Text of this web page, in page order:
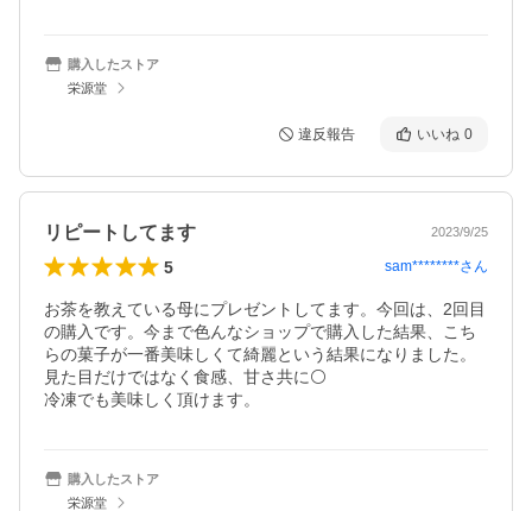
購入したストア
栄源堂
違反報告 いいね 0
リピートしてます 2023/9/25
5 sam********さん
お茶を教えている母にプレゼントしてます。今回は、2回目
の購入です。今まで色んなショップで購入した結果、こち
らの菓子が一番美味しくて綺麗という結果になりました。
見た目だけではなく食感、甘さ共に⚪
冷凍でも美味しく頂けます。
購入したストア
栄源堂